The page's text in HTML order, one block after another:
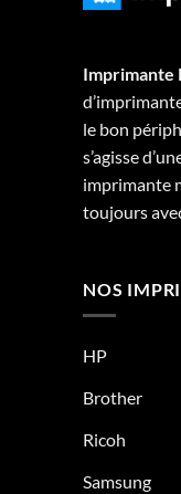
Imprimante
le bon
s’agisse
imprimante
toujours
NOS
HP
Brother
Ricoh
Samsung